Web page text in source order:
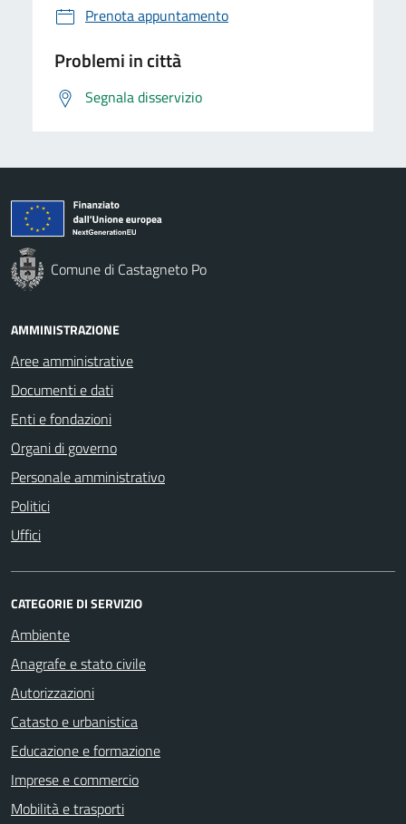
Prenota appuntamento
Problemi in città
Segnala disservizio
Comune di Castagneto Po
AMMINISTRAZIONE
Aree amministrative
Documenti e dati
Enti e fondazioni
Organi di governo
Personale amministrativo
Politici
Uffici
CATEGORIE DI SERVIZIO
Ambiente
Anagrafe e stato civile
Autorizzazioni
Catasto e urbanistica
Educazione e formazione
Imprese e commercio
Mobilità e trasporti